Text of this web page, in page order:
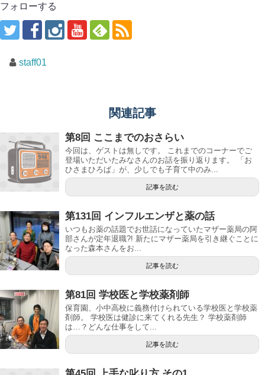
フォローする
staff01
関連記事
第8回 ここまでのおさらい
今回は、ゲストは無しです。 これまでのコーナーでご
登場いただいたみなさんのお話を振り返ります。 「お
ひさまひろば」が、少しでも子育て中のみ...
記事を読む
第131回 インフルエンザと薬の話
いつもお薬の話題でお世話になっていたマザー薬局の阿
部さんが定年退職?! 新たにマザー薬局を引き継ぐことに
なった森本さんをお...
記事を読む
第81回 学校医と学校薬剤師
保育園、小中高校に義務付けられている学校医と学校薬
剤師。 学校医は健診に来てくれる先生？ 学校薬剤師
は…？どんな仕事をして...
記事を読む